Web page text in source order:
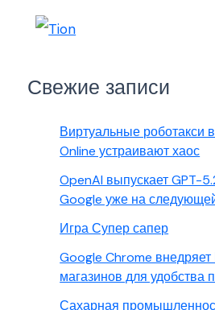
Свежие записи
Виртуальные роботакси
Online устраивают хаос
OpenAI выпускает GPT-
Google уже на
Игра Супер сапер
Google Chrome
магазинов для
Сахарная